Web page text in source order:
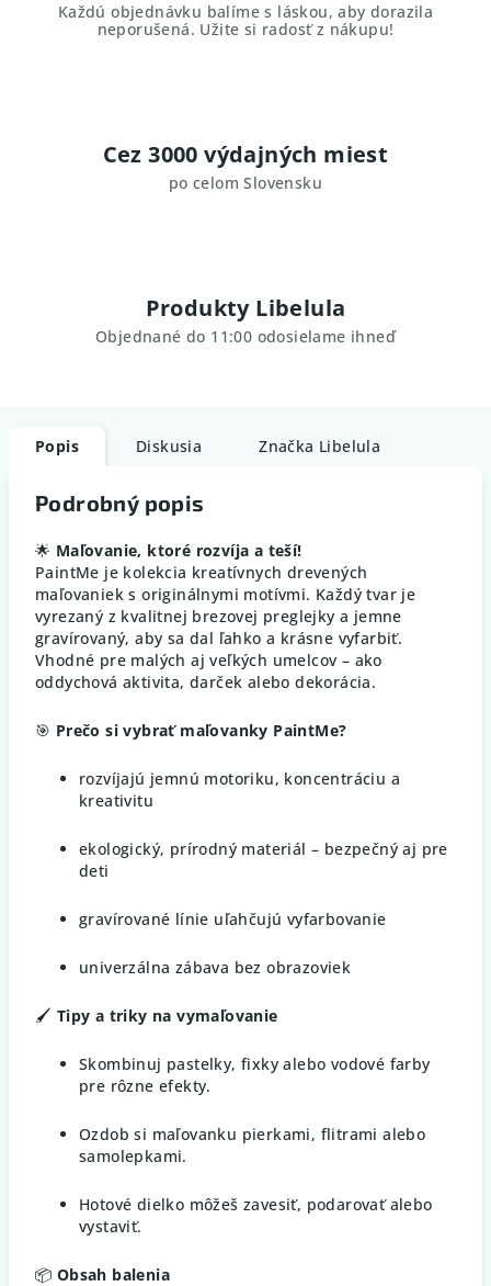
Každú objednávku balíme s láskou, aby dorazila
neporušená. Užite si radosť z nákupu!
Cez 3000 výdajných miest
po celom Slovensku
Produkty Libelula
Objednané do 11:00 odosielame ihneď
Popis Diskusia Značka Libelula
Podrobný popis
🌟 Maľovanie, ktoré rozvíja a teší!
PaintMe je kolekcia kreatívnych drevených
maľovaniek s originálnymi motívmi. Každý tvar je
vyrezaný z kvalitnej brezovej preglejky a jemne
gravírovaný, aby sa dal ľahko a krásne vyfarbiť.
Vhodné pre malých aj veľkých umelcov – ako
oddychová aktivita, darček alebo dekorácia.
🎯 Prečo si vybrať maľovanky PaintMe?
rozvíjajú jemnú motoriku, koncentráciu a
kreativitu
ekologický, prírodný materiál – bezpečný aj pre
deti
gravírované línie uľahčujú vyfarbovanie
univerzálna zábava bez obrazoviek
🖌️ Tipy a triky na vymaľovanie
Skombinuj pastelky, fixky alebo vodové farby
pre rôzne efekty.
Ozdob si maľovanku pierkami, flitrami alebo
samolepkami.
Hotové dielko môžeš zavesiť, podarovať alebo
vystaviť.
📦 Obsah balenia